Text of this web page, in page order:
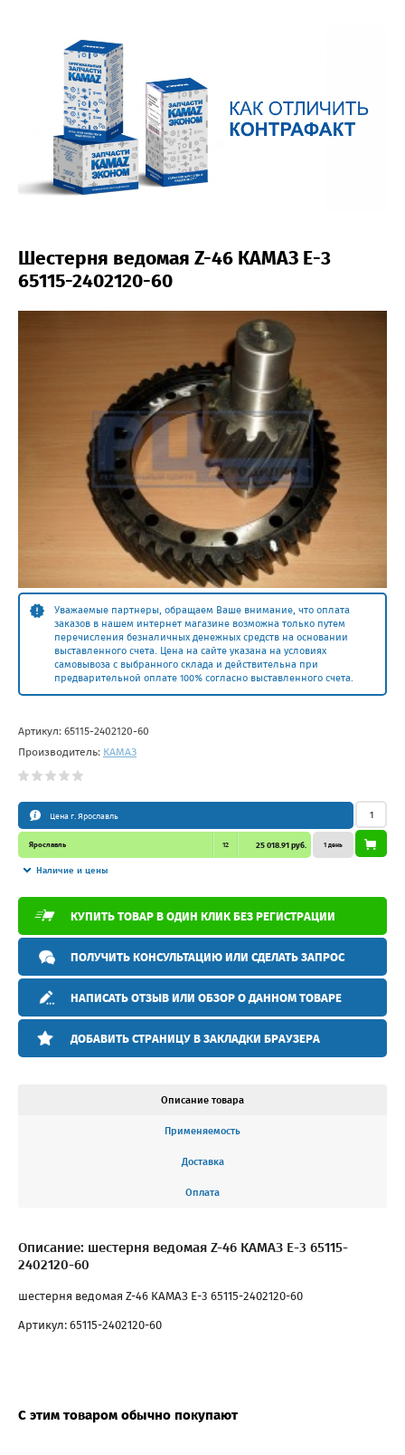
Шестерня ведомая Z-46 КАМАЗ Е-3
65115-2402120-60
Уважаемые партнеры, обращаем Ваше внимание, что оплата
заказов в нашем интернет магазине возможна только путем
перечисления безналичных денежных средств на основании
выставленного счета. Цена на сайте указана на условиях
самовывоза с выбранного склада и действительна при
предварительной оплате 100% согласно выставленного счета.
Артикул: 65115-2402120-60
Производитель: КАМАЗ
Цена г. Ярославль
Ярославль 12 25 018.91 руб.
Наличие и цены
1 день
КУПИТЬ ТОВАР В ОДИН КЛИК БЕЗ РЕГИСТРАЦИИ
ПОЛУЧИТЬ КОНСУЛЬТАЦИЮ ИЛИ СДЕЛАТЬ ЗАПРОС
НАПИСАТЬ ОТЗЫВ ИЛИ ОБЗОР О ДАННОМ ТОВАРЕ
ДОБАВИТЬ СТРАНИЦУ В ЗАКЛАДКИ БРАУЗЕРА
Описание товара
Применяемость
Доставка
Оплата
Описание: шестерня ведомая Z-46 КАМАЗ Е-3 65115-
2402120-60
шестерня ведомая Z-46 КАМАЗ Е-3 65115-2402120-60
Артикул: 65115-2402120-60
С этим товаром обычно покупают